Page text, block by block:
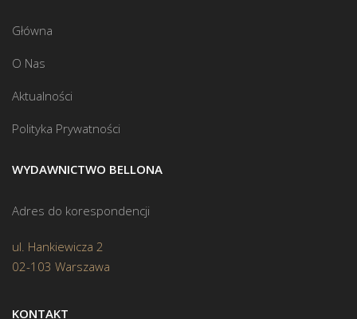
Główna
O Nas
Aktualności
Polityka Prywatności
WYDAWNICTWO BELLONA
Adres do korespondencji
ul. Hankiewicza 2
02-103 Warszawa
KONTAKT